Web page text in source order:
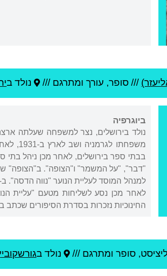
/// סופר, עורך ומתרגם /// נולד ב
ביוגרפיה
בבתי ספר בירושלים, לאחר מכן ניהל בתי
לאחר מכן נסע לשליחות מטעם "עליית
החינוכיות נזכרות בסדרת הסיפורים
סופר ומתרגם /// נולד ב